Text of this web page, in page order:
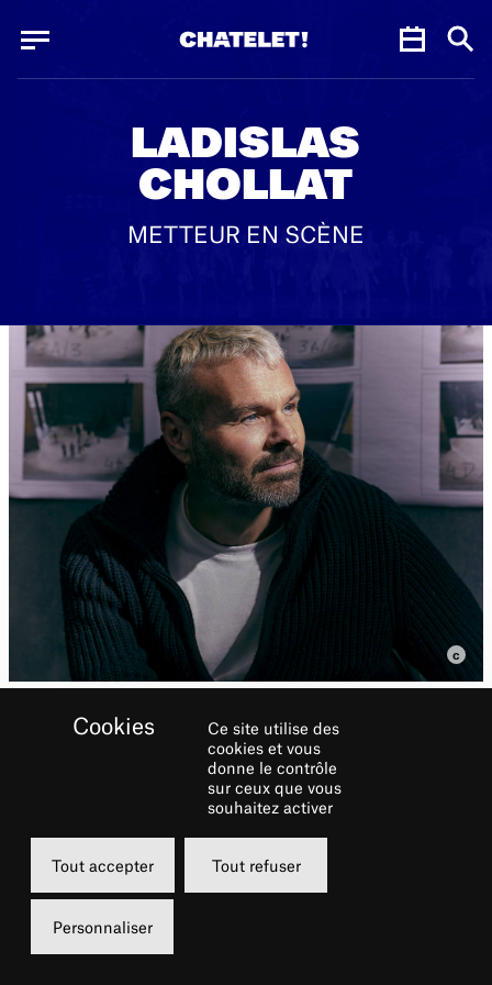
LADISLAS
CHOLLAT
METTEUR EN SCÈNE
Biographie
Metteur en scène éclectique, Ladislas Chollat
est connu pour sa capacité à passer de
genres en genres. En effet au début de sa
Ce site utilise des
cookies et vous
donne le contrôle
sur ceux que vous
souhaitez activer
Tout accepter Tout refuser
Personnaliser